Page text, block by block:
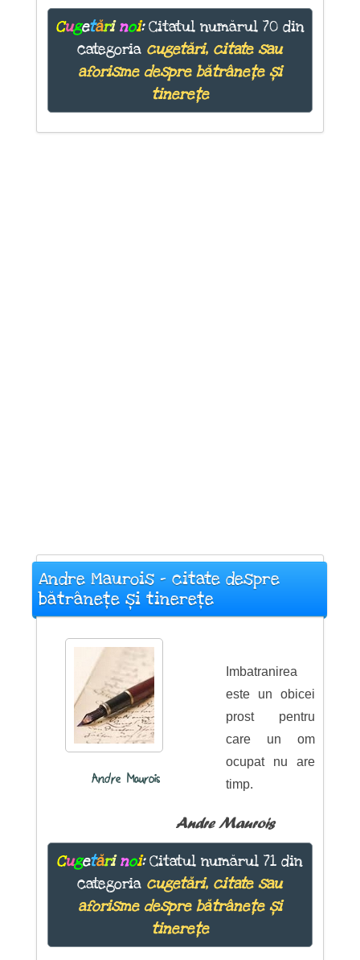
Cugetări noi:Citatul numărul 70 din
categoria cugetări, citate sau
aforisme despre bătrânețe și
tinerețe
Andre Maurois - citate despre
bătrânețe și tinerețe
Andre Maurois
Imbatranirea
este un obicei
prost pentru
care un om
ocupat nu are
timp.
Andre Maurois
Cugetări noi:Citatul numărul 71 din
categoria cugetări, citate sau
aforisme despre bătrânețe și
tinerețe